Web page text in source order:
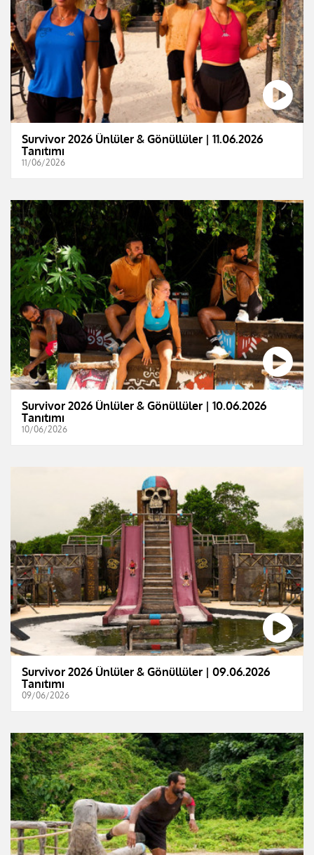
Survivor 2026 Ünlüler & Gönüllüler | 11.06.2026
Tanıtımı
11/06/2026
Survivor 2026 Ünlüler & Gönüllüler | 10.06.2026
Tanıtımı
10/06/2026
Survivor 2026 Ünlüler & Gönüllüler | 09.06.2026
Tanıtımı
09/06/2026